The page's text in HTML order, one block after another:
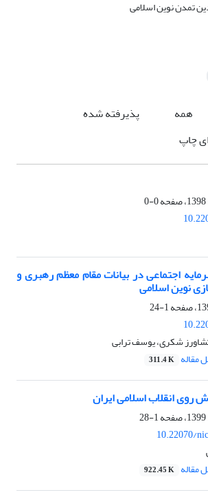
همه
پذیرفته شده
چاپ
0-0
اجتماعی در بیانات مقام معظم رهبری و
نوین اسلامی
1-24
شکری، یوسف ترابی
مقاله 311.4 K
انقلاب اسلامی ایران
1-28
10.22070/
مقاله 922.45 K